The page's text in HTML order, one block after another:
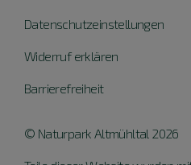
Datenschutzeinstellungen
Widerruf erklären
Barrierefreiheit
© Naturpark Altmühltal 2026